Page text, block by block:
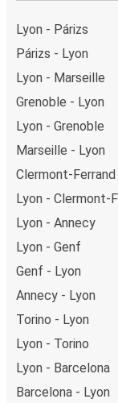
Lyon - Párizs
Párizs - Lyon
Lyon - Marseille
Grenoble - Lyon
Lyon - Grenoble
Marseille - Lyon
Clermont-Ferrand
Lyon - Clermont-
Lyon - Annecy
Lyon - Genf
Genf - Lyon
Annecy - Lyon
Torino - Lyon
Lyon - Torino
Lyon - Barcelona
Barcelona - Lyon